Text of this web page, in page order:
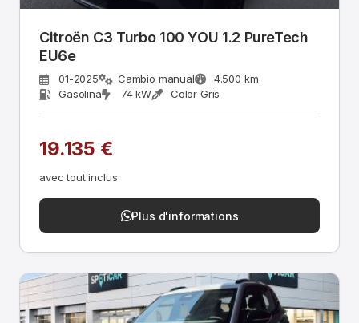
Citroën C3 Turbo 100 YOU 1.2 PureTech
EU6e
01-2025 Cambio manual
4.500 km
Gasolina
74 kW Color Gris
19.135 €
avec tout inclus
Plus d'informations